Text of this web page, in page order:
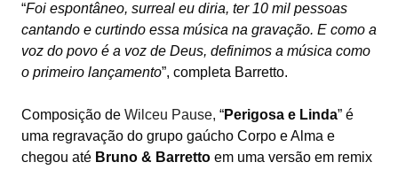
“Foi espontâneo, surreal eu diria, ter 10 mil pessoas
cantando e curtindo essa música na gravação. E como a
voz do povo é a voz de Deus, definimos a música como
o primeiro lançamento”, completa Barretto.
Composição de Wilceu Pause, “Perigosa e Linda” é
uma regravação do grupo gaúcho Corpo e Alma e
chegou até Bruno & Barretto em uma versão em remix